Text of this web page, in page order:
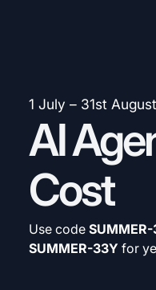
1 July – 31st
AI
Cost
Use code
SUMMER-33Y for